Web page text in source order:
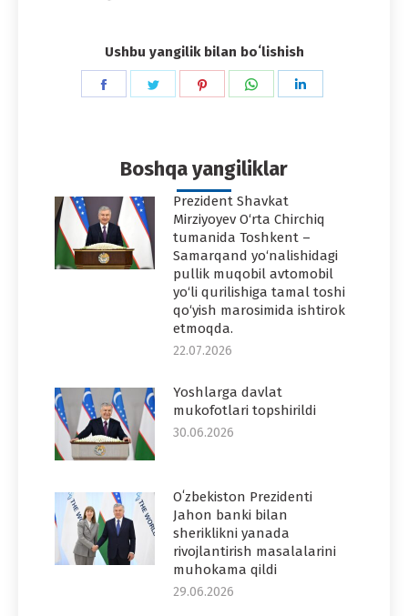
Ushbu yangilik bilan boʻlishish
Share
Share
Share
Share
Boshqa yangiliklar
Prezident Shavkat
Mirziyoyev O‘rta Chirchiq
tumanida Toshkent –
Samarqand yo‘nalishidagi
pullik muqobil avtomobil
yo‘li qurilishiga tamal toshi
qo‘yish marosimida ishtirok
etmoqda.
22.07.2026
Yoshlarga davlat
mukofotlari topshirildi
30.06.2026
Oʻzbekiston Prezidenti
Jahon banki bilan
sheriklikni yanada
rivojlantirish masalalarini
muhokama qildi
29.06.2026